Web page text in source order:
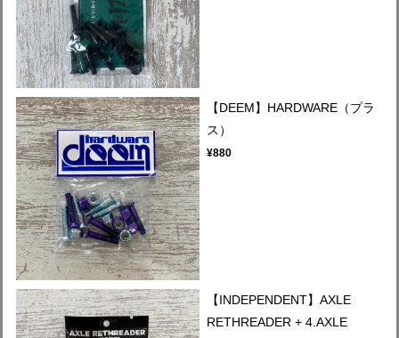
【DEEM】HARDWARE（プラ
ス）
¥880
【INDEPENDENT】AXLE
RETHREADER + 4.AXLE